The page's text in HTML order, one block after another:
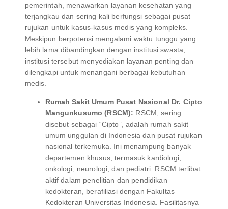
pemerintah, menawarkan layanan kesehatan yang
terjangkau dan sering kali berfungsi sebagai pusat
rujukan untuk kasus-kasus medis yang kompleks.
Meskipun berpotensi mengalami waktu tunggu yang
lebih lama dibandingkan dengan institusi swasta,
institusi tersebut menyediakan layanan penting dan
dilengkapi untuk menangani berbagai kebutuhan
medis.
Rumah Sakit Umum Pusat Nasional Dr. Cipto
Mangunkusumo (RSCM): RSCM, sering
disebut sebagai “Cipto”, adalah rumah sakit
umum unggulan di Indonesia dan pusat rujukan
nasional terkemuka. Ini menampung banyak
departemen khusus, termasuk kardiologi,
onkologi, neurologi, dan pediatri. RSCM terlibat
aktif dalam penelitian dan pendidikan
kedokteran, berafiliasi dengan Fakultas
Kedokteran Universitas Indonesia. Fasilitasnya